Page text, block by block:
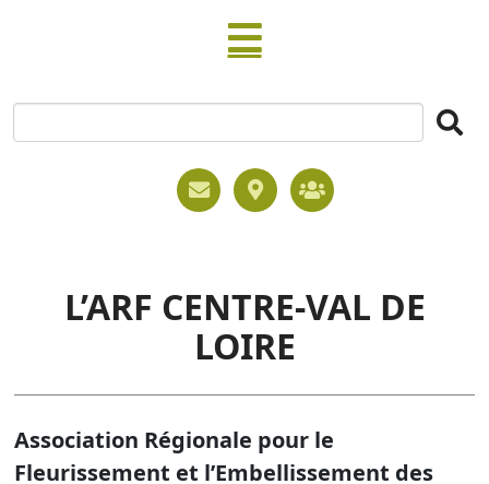
L’ARF CENTRE-VAL DE
LOIRE
Association Régionale pour le
Fleurissement et l’Embellissement des